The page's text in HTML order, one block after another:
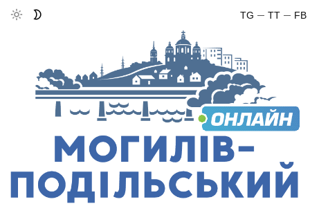
FB
TT
TG